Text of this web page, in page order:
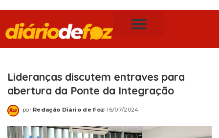
Lideranças discutem entraves para
abertura da Ponte da Integração
por Redação Diário de Foz 16/07/2024